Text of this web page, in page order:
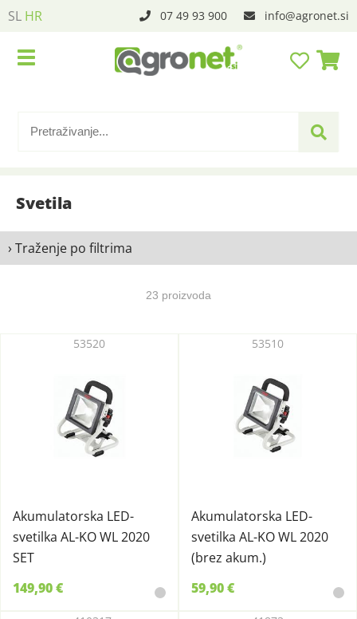
SL HR 07 49 93 900 info agronet.si
Svetila
› Traženje po filtrima
23 proizvoda
Akumulatorska LED-
svetilka AL-KO WL 2020
SET
53520
149,90 €
Akumulatorska LED-
svetilka AL-KO WL 2020
(brez akum.)
53510
59,90 €